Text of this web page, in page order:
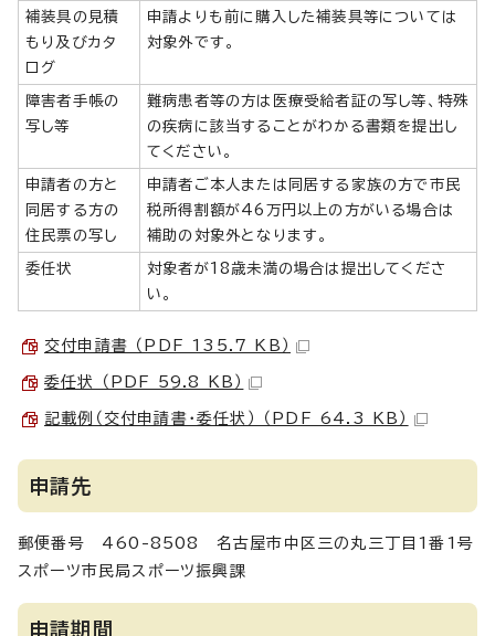
補装具の見積
もり及びカタ
ログ
申請よりも前に購入した補装具等については
対象外です。
障害者手帳の
写し等
難病患者等の方は医療受給者証の写し等、特殊
の疾病に該当することがわかる書類を提出し
てください。
申請者の方と
同居する方の
住民票の写し
申請者ご本人または同居する家族の方で市民
税所得割額が46万円以上の方がいる場合は
補助の対象外となります。
委任状
対象者が18歳未満の場合は提出してくださ
い。
交付申請書 （PDF 135.7 KB）
委任状 （PDF 59.8 KB）
記載例（交付申請書・委任状） （PDF 64.3 KB）
申請先
郵便番号 460-8508 名古屋市中区三の丸三丁目1番1号
スポーツ市民局スポーツ振興課
申請期間